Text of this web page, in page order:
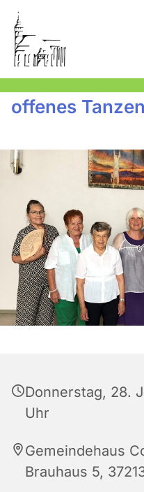
offenes Tanzen
Donnerstag, 28.
Uhr
Gemeindehaus
Brauhaus 5,